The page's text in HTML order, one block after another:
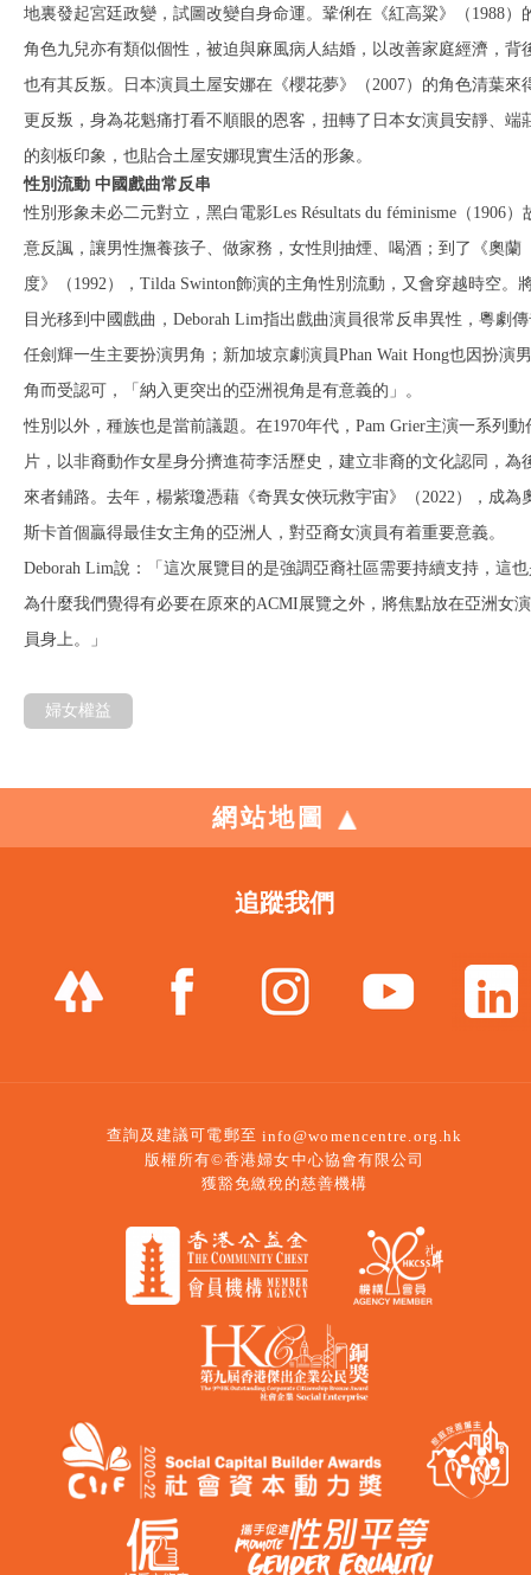
地裏發起宮廷政變，試圖改變自身命運。鞏俐在《紅高粱》（1988）
角色九兒亦有類似個性，被迫與麻風病人結婚，以改善家庭經濟，背
也有其反叛。日本演員土屋安娜在《櫻花夢》（2007）的角色清葉來
更反叛，身為花魁痛打看不順眼的恩客，扭轉了日本女演員安靜、端
的刻板印象，也貼合土屋安娜現實生活的形象。
性別流動 中國戲曲常反串
性別形象未必二元對立，黑白電影Les Résultats du féminisme（1906）
意反諷，讓男性撫養孩子、做家務，女性則抽煙、喝酒；到了《奧蘭
度》（1992），Tilda Swinton飾演的主角性別流動，又會穿越時空。
目光移到中國戲曲，Deborah Lim指出戲曲演員很常反串異性，粵劇
任劍輝一生主要扮演男角；新加坡京劇演員Phan Wait Hong也因扮演男
角而受認可，「納入更突出的亞洲視角是有意義的」。
性別以外，種族也是當前議題。在1970年代，Pam Grier主演一系列動
片，以非裔動作女星身分擠進荷李活歷史，建立非裔的文化認同，為
來者鋪路。去年，楊紫瓊憑藉《奇異女俠玩救宇宙》（2022），成為
斯卡首個贏得最佳女主角的亞洲人，對亞裔女演員有着重要意義。
Deborah Lim說：「這次展覽目的是強調亞裔社區需要持續支持，這
為什麼我們覺得有必要在原來的ACMI展覽之外，將焦點放在亞洲女演
員身上。」
婦女權益
網站地圖
追蹤我們
查詢及建議可電郵至 info@womencentre.org.hk
版權所有©香港婦女中心協會有限公司
獲豁免繳稅的慈善機構